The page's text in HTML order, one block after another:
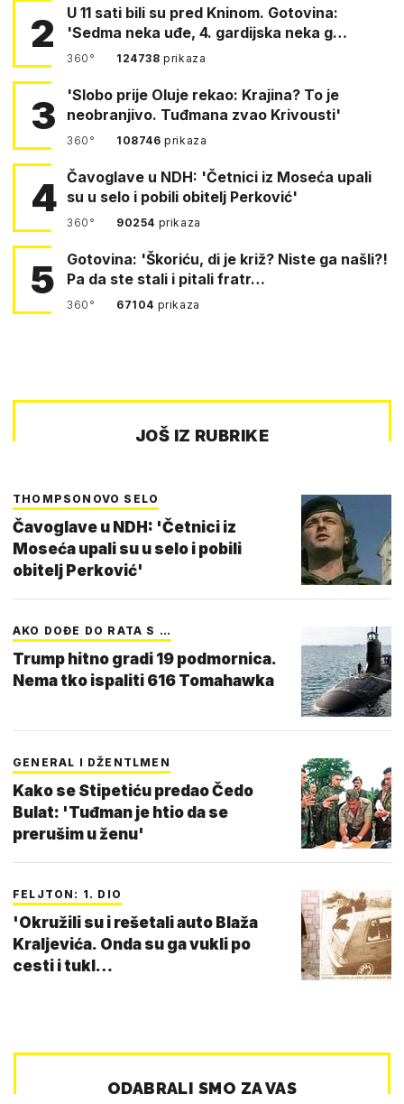
2
U 11 sati bili su pred Kninom. Gotovina:
'Sedma neka uđe, 4. gardijska neka g…
360° 124738prikaza
3
'Slobo prije Oluje rekao: Krajina? To je
neobranjivo. Tuđmana zvao Krivousti'
360° 108746prikaza
4 Čavoglave u NDH: 'Četnici iz Moseća upali
su u selo i pobili obitelj Perković'
360° 90254 prikaza
5
Gotovina: 'Škoriću, di je križ? Niste ga našli?!
Pa da ste stali i pitali fratr…
360° 67104 prikaza
JOŠ IZ RUBRIKE
THOMPSONOVO SELO
Čavoglave u NDH: 'Četnici iz
Moseća upali su u selo i pobili
obitelj Perković'
AKO DOĐE DO RATA S …
Trump hitno gradi 19 podmornica.
Nema tko ispaliti 616 Tomahawka
GENERAL I DŽENTLMEN
Kako se Stipetiću predao Čedo
Bulat: 'Tuđman je htio da se
prerušim u ženu'
FELJTON: 1. DIO
'Okružili su i rešetali auto Blaža
Kraljevića. Onda su ga vukli po
cesti i tukl…